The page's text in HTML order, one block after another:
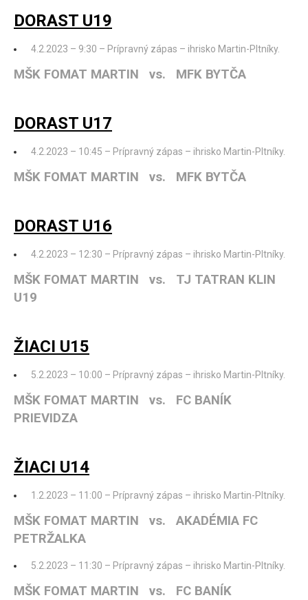
DORAST U19
4.2.2023 – 9:30 – Prípravný zápas – ihrisko Martin-Pltníky.
MŠK FOMAT MARTIN vs. MFK BYTČA
DORAST U17
4.2.2023 – 10:45 – Prípravný zápas – ihrisko Martin-Pltníky.
MŠK FOMAT MARTIN vs. MFK BYTČA
DORAST U16
4.2.2023 – 12:30 – Prípravný zápas – ihrisko Martin-Pltníky.
MŠK FOMAT MARTIN vs. TJ TATRAN KLIN
U19
ŽIACI U15
5.2.2023 – 10:00 – Prípravný zápas – ihrisko Martin-Pltníky.
MŠK FOMAT MARTIN vs. FC BANÍK
PRIEVIDZA
ŽIACI U14
1.2.2023 – 11:00 – Prípravný zápas – ihrisko Martin-Pltníky.
MŠK FOMAT MARTIN vs. AKADÉMIA FC
PETRŽALKA
5.2.2023 – 11:30 – Prípravný zápas – ihrisko Martin-Pltníky.
MŠK FOMAT MARTIN vs. FC BANÍK